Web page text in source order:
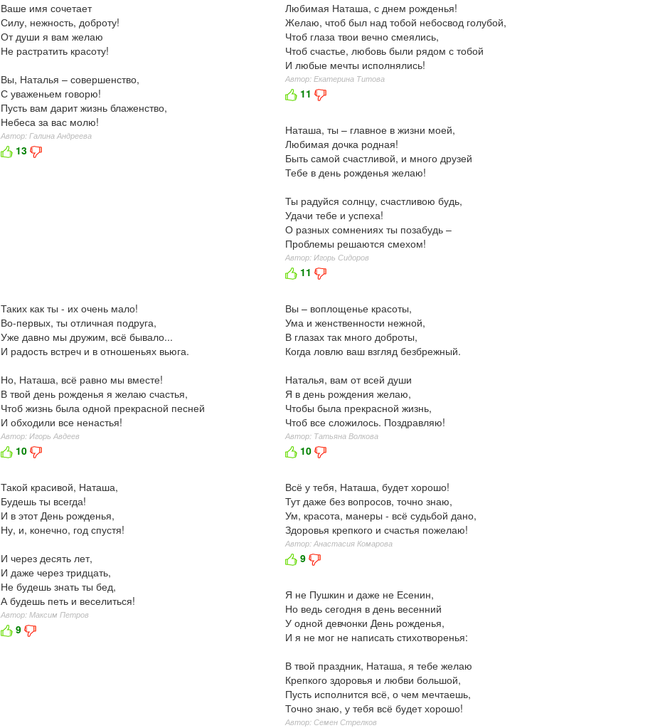
Ваше имя сочетает
Силу, нежность, доброту!
От души я вам желаю
Не растратить красоту!
Вы, Наталья – совершенство,
С уваженьем говорю!
Пусть вам дарит жизнь блаженство,
Небеса за вас молю!
Автор: Галина Андреева
13
Любимая Наташа, с днем рожденья!
Желаю, чтоб был над тобой небосвод голубой,
Чтоб глаза твои вечно смеялись,
Чтоб счастье, любовь были рядом с тобой
И любые мечты исполнялись!
Автор: Екатерина Титова
11
Наташа, ты – главное в жизни моей,
Любимая дочка родная!
Быть самой счастливой, и много друзей
Тебе в день рожденья желаю!
Ты радуйся солнцу, счастливою будь,
Удачи тебе и успеха!
О разных сомнениях ты позабудь –
Проблемы решаются смехом!
Автор: Игорь Сидоров
11
Таких как ты - их очень мало!
Во-первых, ты отличная подруга,
Уже давно мы дружим, всё бывало...
И радость встреч и в отношеньях вьюга.
Но, Наташа, всё равно мы вместе!
В твой день рожденья я желаю счастья,
Чтоб жизнь была одной прекрасной песней
И обходили все ненастья!
Автор: Игорь Авдеев
10
Вы – воплощенье красоты,
Ума и женственности нежной,
В глазах так много доброты,
Когда ловлю ваш взгляд безбрежный.
Наталья, вам от всей души
Я в день рождения желаю,
Чтобы была прекрасной жизнь,
Чтоб все сложилось. Поздравляю!
Автор: Татьяна Волкова
10
Такой красивой, Наташа,
Будешь ты всегда!
И в этот День рожденья,
Ну, и, конечно, год спустя!
И через десять лет,
И даже через тридцать,
Не будешь знать ты бед,
А будешь петь и веселиться!
Автор: Максим Петров
9
Всё у тебя, Наташа, будет хорошо!
Тут даже без вопросов, точно знаю,
Ум, красота, манеры - всё судьбой дано,
Здоровья крепкого и счастья пожелаю!
Автор: Анастасия Комарова
9
Я не Пушкин и даже не Есенин,
Но ведь сегодня в день весенний
У одной девчонки День рожденья,
И я не мог не написать стихотворенья:
В твой праздник, Наташа, я тебе желаю
Крепкого здоровья и любви большой,
Пусть исполнится всё, о чем мечтаешь,
Точно знаю, у тебя всё будет хорошо!
Автор: Семен Стрелков